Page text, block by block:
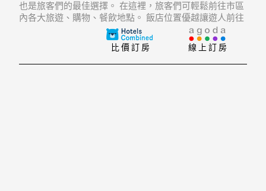
也是旅客們的最佳選擇。 在這裡，旅客們可輕鬆前往市區
內各大旅遊、購物、餐飲地點。 飯店位置優越讓遊人前往
市區內的熱門景點變得方便快捷。
線上訂房
比價訂房